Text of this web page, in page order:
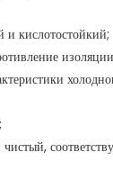
и кислотостойкий;